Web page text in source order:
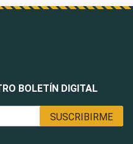
BOLETÍN DIGITAL